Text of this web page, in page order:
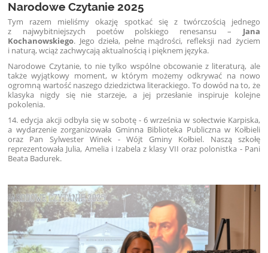
Narodowe Czytanie 2025
Tym razem mieliśmy okazję spotkać się z twórczością jednego
z najwybitniejszych poetów polskiego renesansu – Jana
Kochanowskiego. Jego dzieła, pełne mądrości, refleksji nad życiem
i naturą, wciąż zachwycają aktualnością i pięknem języka.
Narodowe Czytanie, to nie tylko wspólne obcowanie z literaturą, ale
także wyjątkowy moment, w którym możemy odkrywać na nowo
ogromną wartość naszego dziedzictwa literackiego. To dowód na to, że
klasyka nigdy się nie starzeje, a jej przesłanie inspiruje kolejne
pokolenia.
14. edycja akcji odbyła się w sobotę - 6 września w sołectwie Karpiska,
a wydarzenie zorganizowała Gminna Biblioteka Publiczna w Kołbieli
oraz Pan Sylwester Winek - Wójt Gminy Kołbiel. Naszą szkołę
reprezentowała Julia, Amelia i Izabela z klasy VII oraz polonistka - Pani
Beata Badurek.